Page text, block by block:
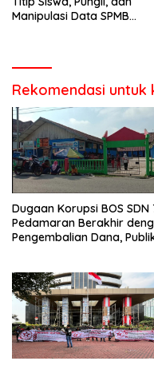
Manipulasi Data SPMB
Rekomendasi untuk
Dugaan Korupsi BOS SDN
Pedamaran Berakhir
Pengembalian Dana,